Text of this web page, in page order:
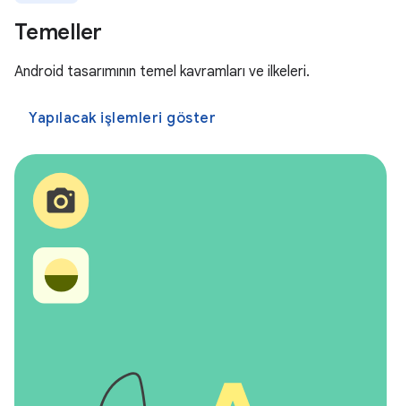
Temeller
Android tasarımının temel kavramları ve ilkeleri.
Yapılacak işlemleri göster